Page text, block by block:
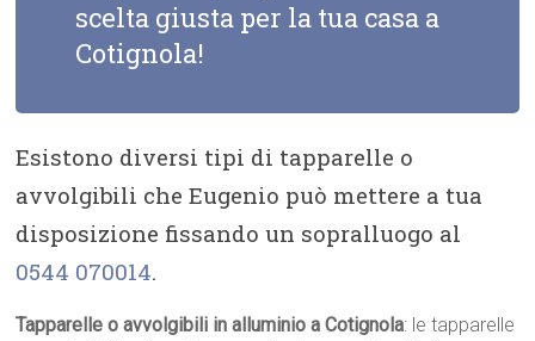
scelta giusta per la tua casa a
Cotignola!
Esistono diversi tipi di tapparelle o
avvolgibili che Eugenio può mettere a tua
disposizione fissando un sopralluogo al
0544 070014.
Tapparelle o avvolgibili in alluminio a Cotignola: le tapparelle